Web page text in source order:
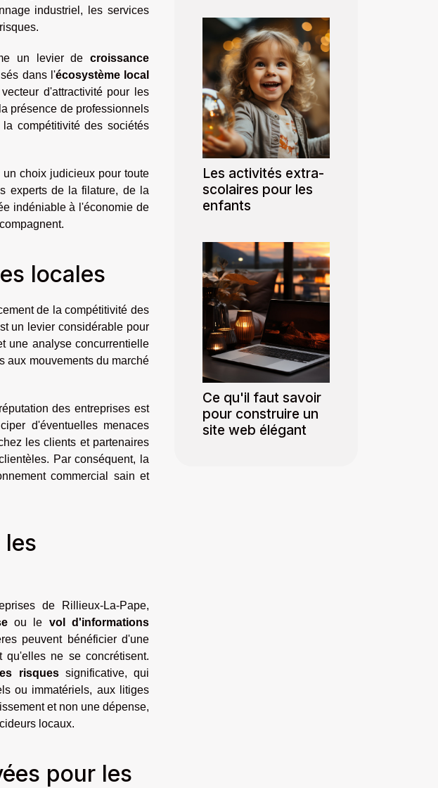
industriel, les services
un levier de croissance
dans l'écosystème local
d'attractivité pour les
présence de professionnels
compétitivité des sociétés
choix judicieux pour toute
experts de la filature, de la
indéniable à l'économie de
locales
de la compétitivité des
un levier considérable pour
une analyse concurrentielle
aux mouvements du marché
des entreprises est
d'éventuelles menaces
les clients et partenaires
Par conséquent, la
commercial sain et
de Rillieux-La-Pape,
ou le vol d'informations
peuvent bénéficier d'une
ne se concrétisent.
risquessignificative, qui
ou immatériels, aux litiges
et non une dépense,
locaux.
pour les
Les activités extra-
scolaires pour les
enfants
Ce qu'il faut savoir
pour construire un
site web élégant